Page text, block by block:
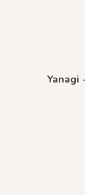
Yanagi